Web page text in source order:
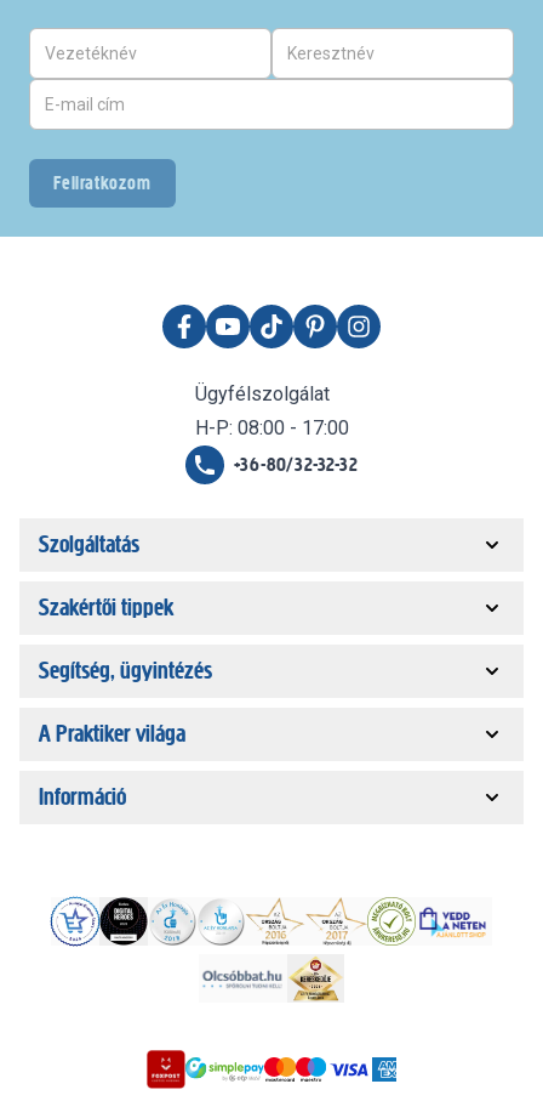
Feliratkozom
Ügyfélszolgálat
H-P: 08:00 - 17:00
+36-80/32-32-32
Szolgáltatás
Szakértői tippek
Segítség, ügyintézés
A Praktiker világa
Információ